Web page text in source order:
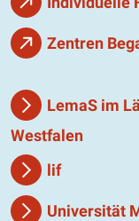
Zentren
LemaS im
Westfalen
lif
Universität